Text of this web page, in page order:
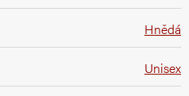
Hnědá
Unisex